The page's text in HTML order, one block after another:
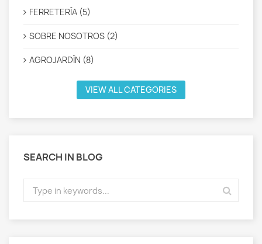
FERRETERÍA (5)
SOBRE NOSOTROS (2)
AGROJARDÍN (8)
VIEW ALL CATEGORIES
SEARCH IN BLOG